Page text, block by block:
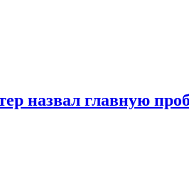
назвал главную